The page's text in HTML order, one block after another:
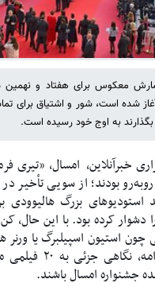
معکوس برای هفتاد و نهمین
شده است، شور و اشتیاق برای
به اوج خود رسیده است.
خبرآنلاین، امسال، «تیری
بودند؛ از سویی تأخیر
استودیوهای بزرگ هالیوودی
چون استیون اسپیلبرگ یا
می‌کشد. در
جشنواره امسال باشند.